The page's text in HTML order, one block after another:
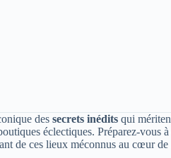
des secrets inédits qui
éclectiques. Préparez-
de ces lieux méconnus au cœur